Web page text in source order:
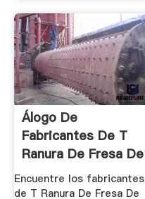
Álogo De
Fabricantes De T
Ranura De Fresa De
Carburo De ...
Encuentre los fabricantes
de T Ranura De Fresa De